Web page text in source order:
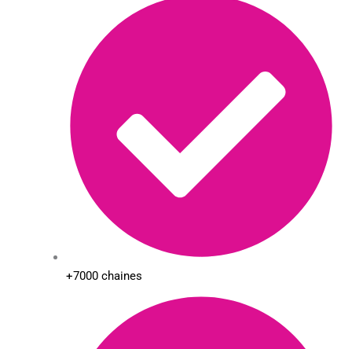
+7000 chaines